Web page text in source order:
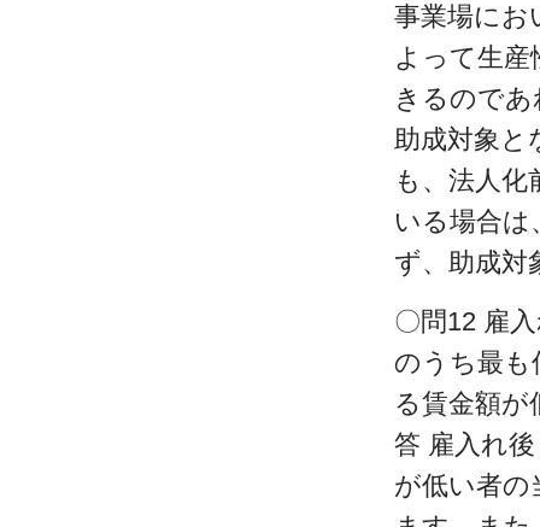
事業場にお
よって生産
きるので
助成対象と
も、法人
いる場合は
ず、助成対
〇問12 雇
のうち最も
る賃金額
答 雇入れ
が低い者の